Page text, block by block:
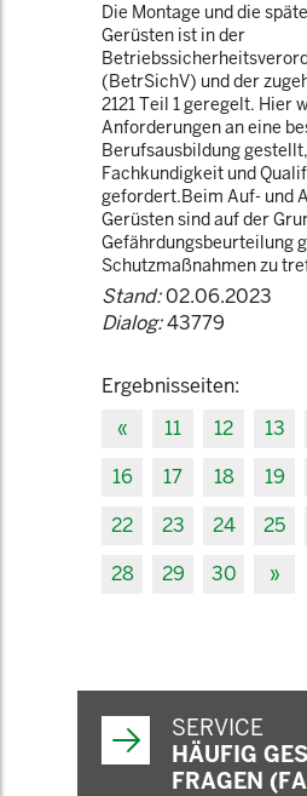
Die Montage und die
Gerüsten ist in der
(BetrSichV) und der
2121 Teil 1 geregelt. Hier
Anforderungen an eine
Berufsausbildung
Fachkundigkeit und
gefordert.Beim Auf- und
Gerüsten sind auf der
Gefährdungsbeurteilung
Schutzmaßnahmen zu
Stand:02.06.2023
Dialog:43779
Ergebnisseiten:
«
11 12 13
16
17 18 19
22
23 24 25
28
29 30 »
SERVICE
HÄUFIG
FRAGEN